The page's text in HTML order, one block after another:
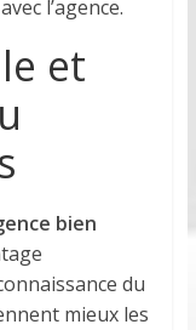
l’agence.
et
bien
du
mieux les